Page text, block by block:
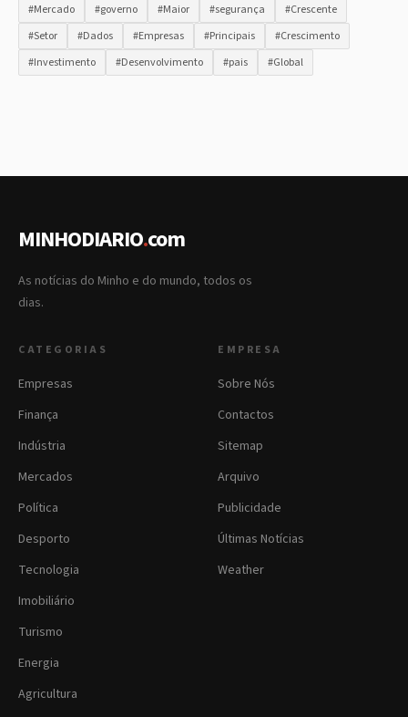
#Mercado
#governo #Maior #segurança
#Crescente
#Setor
#Dados #Empresas #Principais
#Crescimento
#Investimento
#Desenvolvimento #pais #Global
MINHODIARIO.com
As notícias do Minho e do mundo, todos os
dias.
CATEGORIAS
Empresas
Finança
Indústria
Mercados
Política
Desporto
Tecnologia
Imobiliário
Turismo
Energia
Agricultura
EMPRESA
Sobre Nós
Contactos
Sitemap
Arquivo
Publicidade
Últimas Notícias
Weather